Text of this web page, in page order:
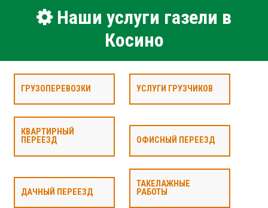
Наши услуги газели в
Косино
ГРУЗОПЕРЕВОЗКИ УСЛУГИ ГРУЗЧИКОВ
КВАРТИРНЫЙ
ПЕРЕЕЗД
ОФИСНЫЙ ПЕРЕЕЗД
ДАЧНЫЙ ПЕРЕЕЗД
ТАКЕЛАЖНЫЕ
РАБОТЫ